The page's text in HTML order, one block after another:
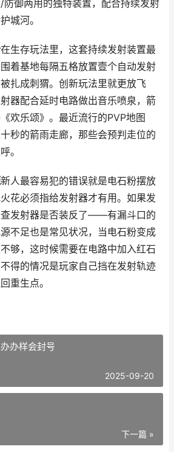
御两用的独特装置，配合持续发射
城河。
在生存玩法里，这套持续发射装置最
着基地每隔五格放置壹个自动发射
扎成刺猬。创新玩法里就更放飞
器配合延时电路做出音乐喷泉，箭
欢乐颂》。最近流行的PVP地图
秒的箭雨走廊，那些会预判走位的
。
新人最容易犯的错误就是电石粉摆放
花必须指给发射器才有用。如果发
发射器是否装反了——有漏斗口的
不足也是常见状况，当电石粉变成
够，这时候需要在电路中加入红石
得的情况是玩家自己挡在发射轨迹
重生点。
办样会封号
2025-09-20
下一篇 »